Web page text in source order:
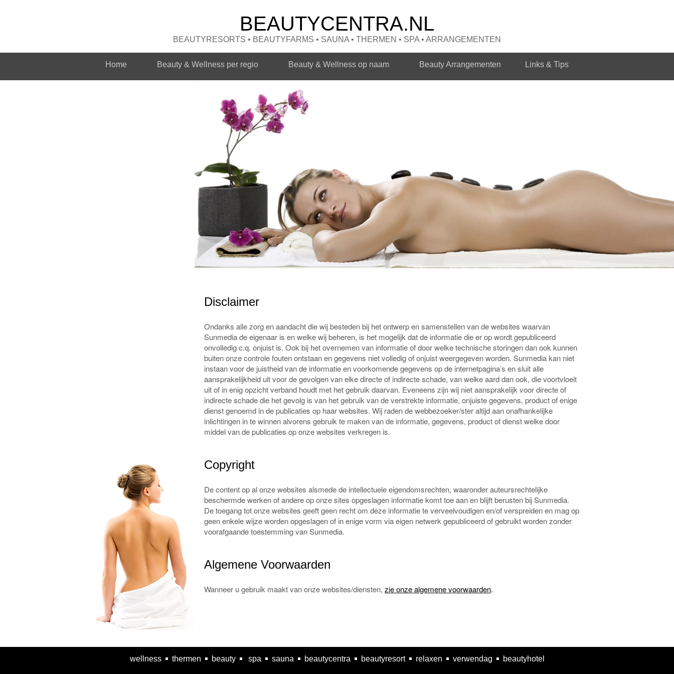
BEAUTYCENTRA.NL
BEAUTYRESORTS • BEAUTYFARMS • SAUNA • THERMEN • SPA • ARRANGEMENTEN
Home Beauty & Wellness per regio Beauty & Wellness op naam Beauty Arrangementen Links & Tips
Disclaimer
Ondanks alle zorg en aandacht die wij besteden bij het ontwerp en samenstellen van de websites waarvan
Sunmedia de eigenaar is en welke wij beheren, is het mogelijk dat de informatie die er op wordt gepubliceerd
onvolledig c.q. onjuist is. Ook bij het overnemen van informatie of door welke technische storingen dan ook kunnen
buiten onze controle fouten ontstaan en gegevens niet volledig of onjuist weergegeven worden. Sunmedia kan niet
instaan voor de juistheid van de informatie en voorkomende gegevens op de internetpagina’s en sluit alle
aansprakelijkheid uit voor de gevolgen van elke directe of indirecte schade, van welke aard dan ook, die voortvloeit
uit of in enig opzicht verband houdt met het gebruik daarvan. Eveneens zijn wij niet aansprakelijk voor directe of
indirecte schade die het gevolg is van het gebruik van de verstrekte informatie, onjuiste gegevens, product of enige
dienst genoemd in de publicaties op haar websites. Wij raden de webbezoeker/ster altijd aan onafhankelijke
inlichtingen in te winnen alvorens gebruik te maken van de informatie, gegevens, product of dienst welke door
middel van de publicaties op onze websites verkregen is.
Copyright
De content op al onze websites alsmede de intellectuele eigendomsrechten, waaronder auteursrechtelijke
beschermde werken of andere op onze sites opgeslagen informatie komt toe aan en blijft berusten bij Sunmedia.
De toegang tot onze websites geeft geen recht om deze informatie te verveelvoudigen en/of verspreiden en mag op
geen enkele wijze worden opgeslagen of in enige vorm via eigen netwerk gepubliceerd of gebruikt worden zonder
voorafgaande toestemming van Sunmedia.
Algemene Voorwaarden
Wanneer u gebruik maakt van onze websites/diensten, zie onze algemene voorwaarden.
wellness thermen beauty spa sauna beautycentra beautyresort relaxen verwendag beautyhotel